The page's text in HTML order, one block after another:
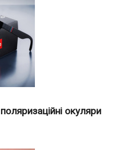
окуляри